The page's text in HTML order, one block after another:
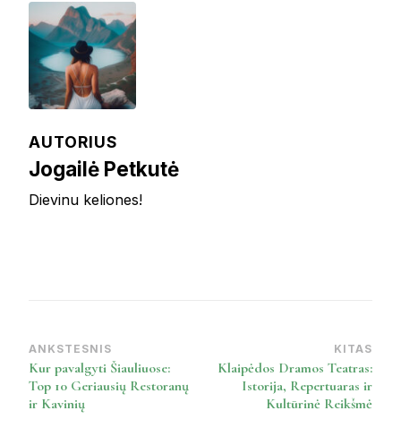
AUTORIUS
Jogailė Petkutė
Dievinu keliones!
Post
Navigation
ANKSTESNIS
Kur pavalgyti Šiauliuose:
Top 10 Geriausių Restoranų
ir Kavinių
KITAS
Klaipėdos Dramos Teatras:
Istorija, Repertuaras ir
Kultūrinė Reikšmė